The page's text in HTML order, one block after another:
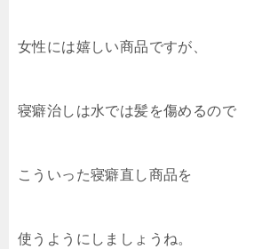
女性には嬉しい商品ですが、
寝癖治しは水では髪を傷めるので
こういった寝癖直し商品を
使うようにしましょうね。